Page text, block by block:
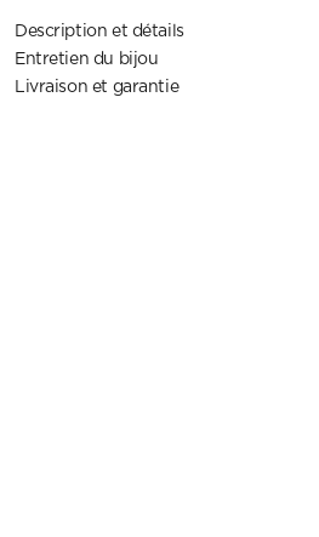
Description et détails
Entretien du bijou
Livraison et garantie